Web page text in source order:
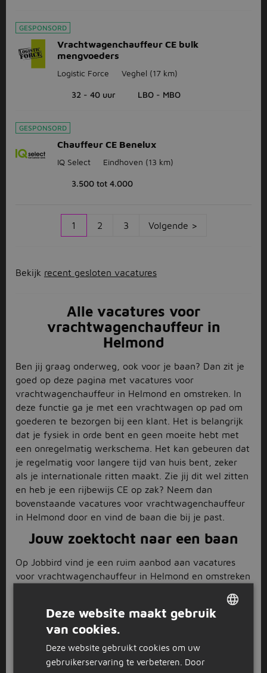
GESPONSORD
Vrachtwagenchauffeur CE bulk
mengvoeders
Logistic Force Veghel (17 km)
32 - 40 uur LBO - MBO
GESPONSORD
Chauffeur CE Benelux
IQ Select Eindhoven (13 km)
3.500 tot 4.000
1 2 3 Volgende >
Bekijk recent gesloten vacatures
Alle vacatures voor
vrachtwagenchauffeur in
Helmond
Ben jij graag onderweg, ook voor je baan? Dan zit je
goed op deze pagina met vacatures voor
vrachtwagenchauffeur in Helmond en omstreken. In
deze functie ga je met een vrachtwagen op pad om
goederen te bezorgen bij een klant. Het is belangrijk
dat je fysiek in orde bent en geen moeite hebt met
een onregelmatig werkschema. Het kan gebeuren dat
je regelmatig voor langere tijd van huis bent, zeker
als je internationale ritten maakt. Zie jij dit wel zitten
en heb je een rijbewijs CE op zak? Neem dan
bovenstaande vacatures voor vrachtwagenchauffeur
in Helmond door en vind de baan die bij je past.
Jouw zoektocht naar een baan
Op Jobbird vind je een ruim aanbod aan vacatures
voor vrachtwagenchauffeur in Helmond en omstreken
komen inhoudelijk grotendeels overeen. Zo help je bij
het laden en lossen en behoort ook het contact met
de klant tot jouw taken. Ook een flexibele instelling
hoort bij deze baan. Zo kan het zijn dat je soms in het
weekend moet werken of ’s morgen al heel vroeg
Deze website maakt gebruik
van cookies.
Deze website gebruikt cookies om uw
gebruikerservaring te verbeteren. Door